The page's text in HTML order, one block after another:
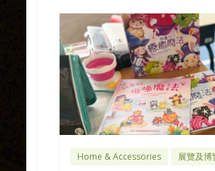
Home & Accessories 展覽及博